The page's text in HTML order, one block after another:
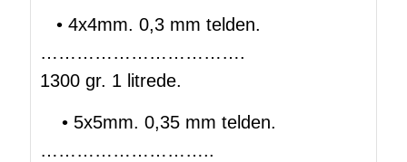
• 4x4mm. 0,3 mm telden.
…………………………….
1300 gr. 1 litrede.
• 5x5mm. 0,35 mm telden.
………………………..